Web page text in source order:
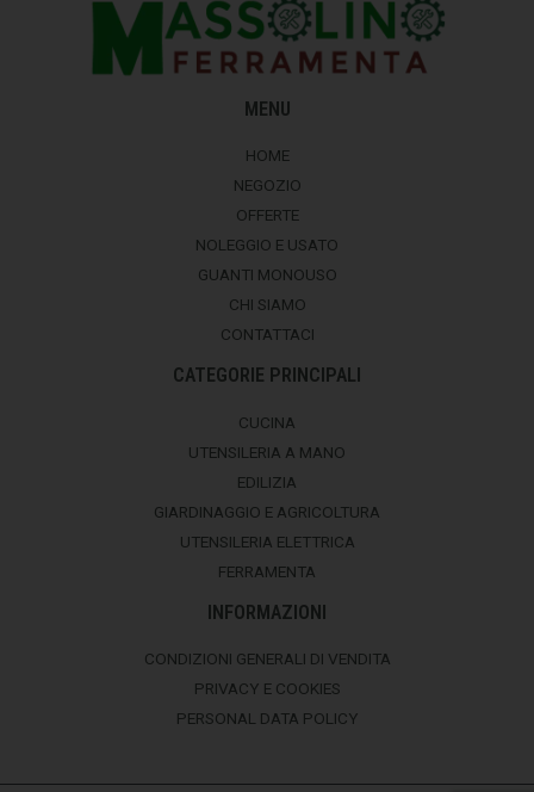
MENU
HOME
NEGOZIO
OFFERTE
NOLEGGIO E USATO
GUANTI MONOUSO
CHI SIAMO
CONTATTACI
CATEGORIE PRINCIPALI
CUCINA
UTENSILERIA A MANO
EDILIZIA
GIARDINAGGIO E AGRICOLTURA
UTENSILERIA ELETTRICA
FERRAMENTA
INFORMAZIONI
CONDIZIONI GENERALI DI VENDITA
PRIVACY E COOKIES
PERSONAL DATA POLICY